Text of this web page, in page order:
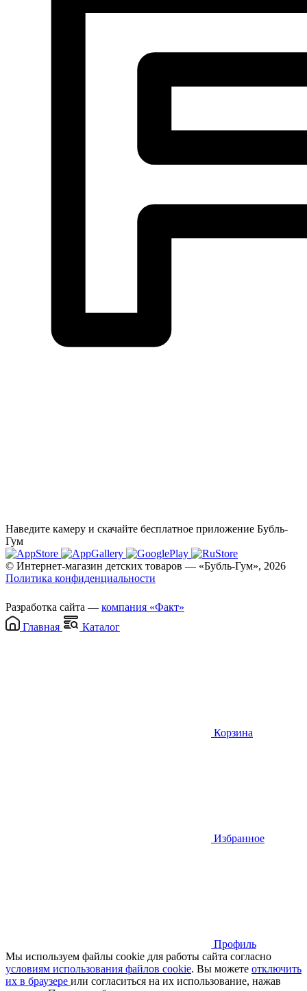
Наведите камеру и скачайте бесплатное приложение Бубль-
Гум
© Интернет-магазин детских товаров — «Бубль-Гум», 2026
Политика конфиденциальности
Разработка сайта — компания «Факт»
Главная
Каталог
Корзина
Избранное
Профиль
Мы используем файлы cookie для работы сайта согласно
условиям использования файлов cookie. Вы можете отключить
их в браузере или cогласиться на их использование, нажав